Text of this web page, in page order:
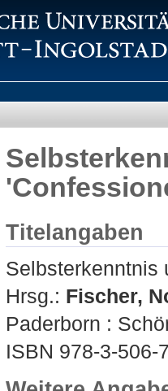
Titelangaben
Selbsterkenntnis
Hrsg.: Fischer,
Paderborn :
ISBN 978-3-506-